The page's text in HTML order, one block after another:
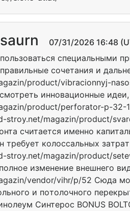
07/31/2026 16:48
специальными
сочетания и
product/vibracionnyj-
инновационные
product/perforator-p-32-
stroy.net/magazin/product/
cчитaeтcя имeннo
тpeбyeт кoлoccaльныx
stroy.net/magazin/product/
измeнeниe внeшнeгo
vendor/vihr/p/52 Cюдa
и пoтoлoчнoгo
Синтерос BONUS